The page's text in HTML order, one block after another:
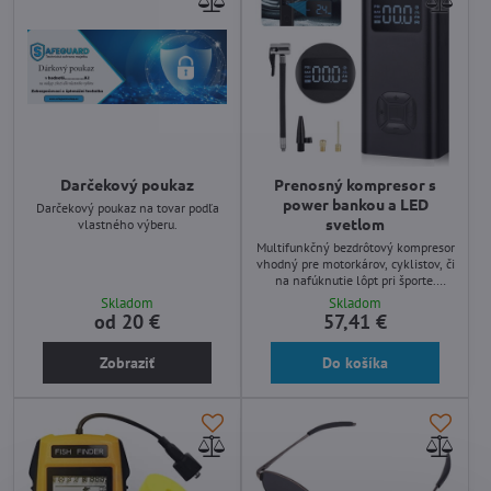
Darčekový poukaz
Darčekový poukaz na tovar podľa
vlastného výberu.
Skladom
od 20 €
Zobraziť
Prenosný kompresor s
power bankou a LED
svetlom
Multifunkčný bezdrôtový kompresor
vhodný pre motorkárov, cyklistov, či
na nafúknutie lôpt pri športe.
Funkcia power banky, LED svetlá,
veľká batéria 6500mAh.
Skladom
57,41 €
Do košíka